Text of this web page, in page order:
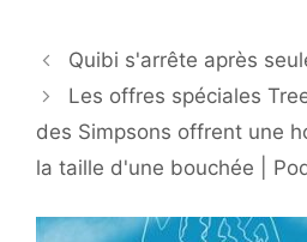
Quibi s'arrête après
Les offres spéciales
des Simpsons offrent une
la taille d'une bouchée |